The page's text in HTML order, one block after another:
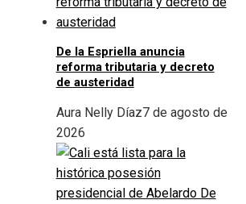
De la Espriella anuncia
reforma tributaria y decreto
de austeridad
Aura Nelly Díaz7 de agosto de
2026